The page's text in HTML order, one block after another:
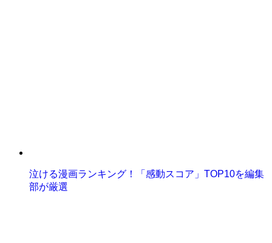
泣ける漫画ランキング！「感動スコア」TOP10を編集
部が厳選